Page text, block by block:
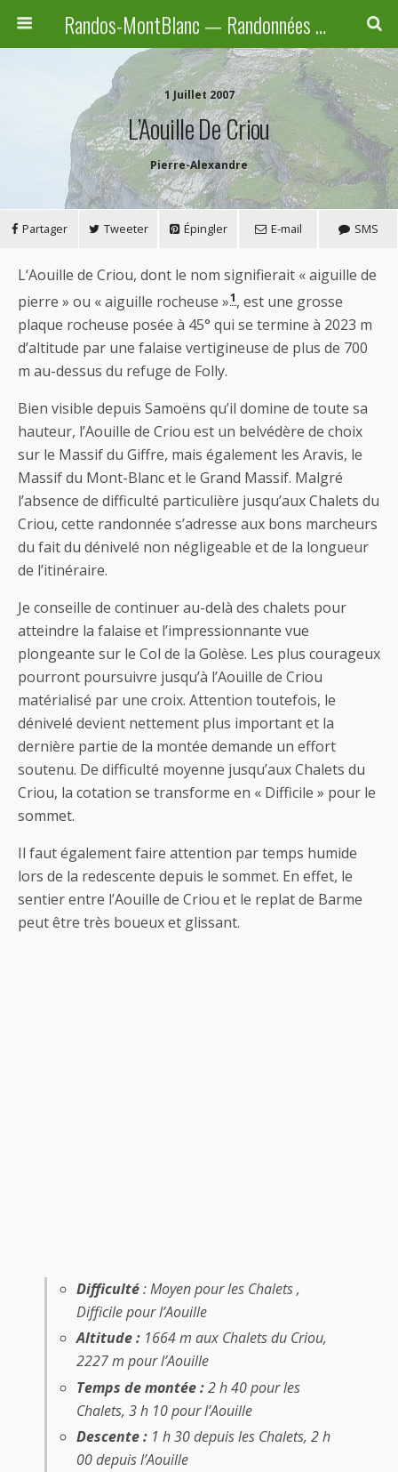
Randos-MontBlanc — Randonnées pédestres familiales en Haute-Savoie, Suisse et Italie
1 Juillet 2007
L’Aouille De Criou
Pierre-Alexandre
Partager Tweeter Épingler E-mail SMS
L‘Aouille de Criou, dont le nom signifierait « aiguille de
pierre » ou « aiguille rocheuse »1, est une grosse
plaque rocheuse posée à 45° qui se termine à 2023 m
d’altitude par une falaise vertigineuse de plus de 700
m au-dessus du refuge de Folly.
Bien visible depuis Samoëns qu’il domine de toute sa
hauteur, l’Aouille de Criou est un belvédère de choix
sur le Massif du Giffre, mais également les Aravis, le
Massif du Mont-Blanc et le Grand Massif. Malgré
l’absence de difficulté particulière jusqu’aux Chalets du
Criou, cette randonnée s’adresse aux bons marcheurs
du fait du dénivelé non négligeable et de la longueur
de l’itinéraire.
Je conseille de continuer au-delà des chalets pour
atteindre la falaise et l’impressionnante vue
plongeante sur le Col de la Golèse. Les plus courageux
pourront poursuivre jusqu’à l’Aouille de Criou
matérialisé par une croix. Attention toutefois, le
dénivelé devient nettement plus important et la
dernière partie de la montée demande un effort
soutenu. De difficulté moyenne jusqu’aux Chalets du
Criou, la cotation se transforme en « Difficile » pour le
sommet.
Il faut également faire attention par temps humide
lors de la redescente depuis le sommet. En effet, le
sentier entre l’Aouille de Criou et le replat de Barme
peut être très boueux et glissant.
Difficulté: Moyen pour les Chalets,
Difficile pour l’Aouille
Altitude :1664 m aux Chalets du Criou,
2227 m pour l’Aouille
Temps de montée :2 h 40 pour les
Chalets, 3 h 10 pour l’Aouille
Descente : 1 h 30 depuis les Chalets, 2 h
00 depuis l’Aouille